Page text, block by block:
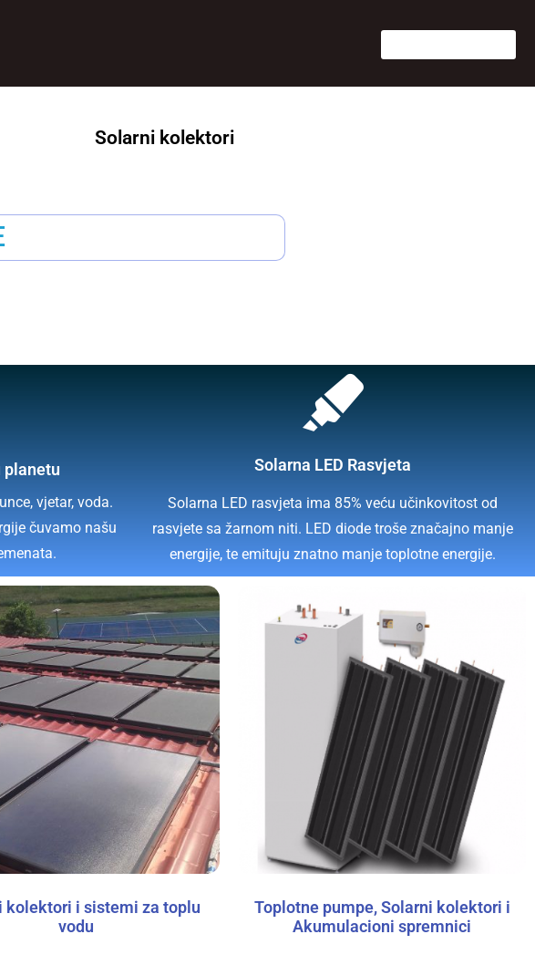
Solarni kolektori
planetu
vjetar, voda.
čuvamo našu
Solarna LED Rasvjeta
Solarna LED rasvjeta ima 85% veću učinkovitost od
rasvjete sa žarnom niti. LED diode troše značajno manje
energije, te emituju znatno manje toplotne energije.
kolektori i sistemi za toplu
vodu
Toplotne pumpe, Solarni kolektori i
Akumulacioni spremnici